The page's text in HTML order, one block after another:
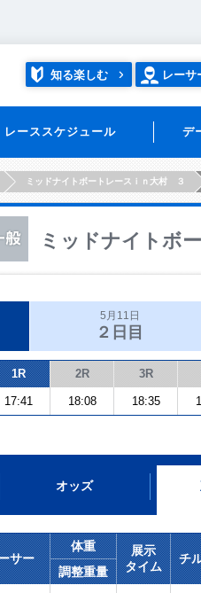
知る楽しむ レーサ
レーススケジュール デ
ミッドナイトボートレースｉｎ大村 ３
ミッドナイトボ
5月11日
２日目
1R 2R 3R
17:41 18:08 18:35
オッズ
サー
体重
展示
タイム
チ
調整重量